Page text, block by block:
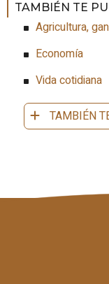
TAMBIÉN TE
Agricultura,
Economía
Vida cotidiana
TAMBIÉN